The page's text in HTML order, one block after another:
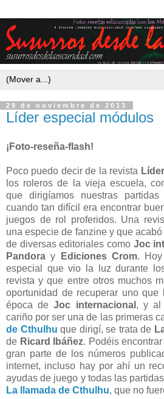
29 de noviembre de 2013
Líder especial módulos
¡Foto-reseña-flash!
Poco puedo decir de la revista Líder
los roleros de la vieja escuela,
que dirigíamos nuestras
cuando tan difícil era encontrar
juegos de rol proferidos. Una
una especie de fanzine y que
de diversas editoriales como Joc
Pandora y Ediciones Crom.
especial que vio la luz durante
revista y que entre otros muchos
oportunidad de recuperar uno
época deJoc internacional , y al
cariño por ser una de las primeras
de Cthulhu que dirigí, se trata de
de Ricard Ibáñez. Podéis
gran parte de los números
internet, incluso hay por ahí un
ayudas de juego y todas las
La llamada de Cthulhu, que no